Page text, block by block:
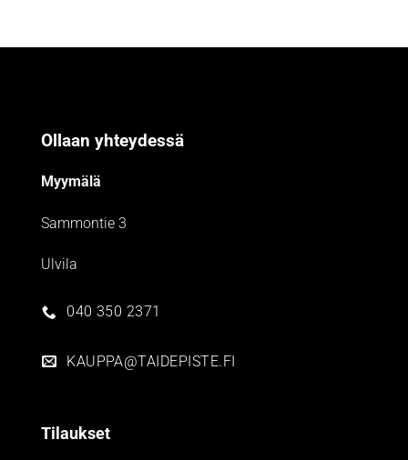
Ollaan yhteydessä
Myymälä
Sammontie 3
Ulvila
040 350 2371
KAUPPA@TAIDEPISTE.FI
Tilaukset